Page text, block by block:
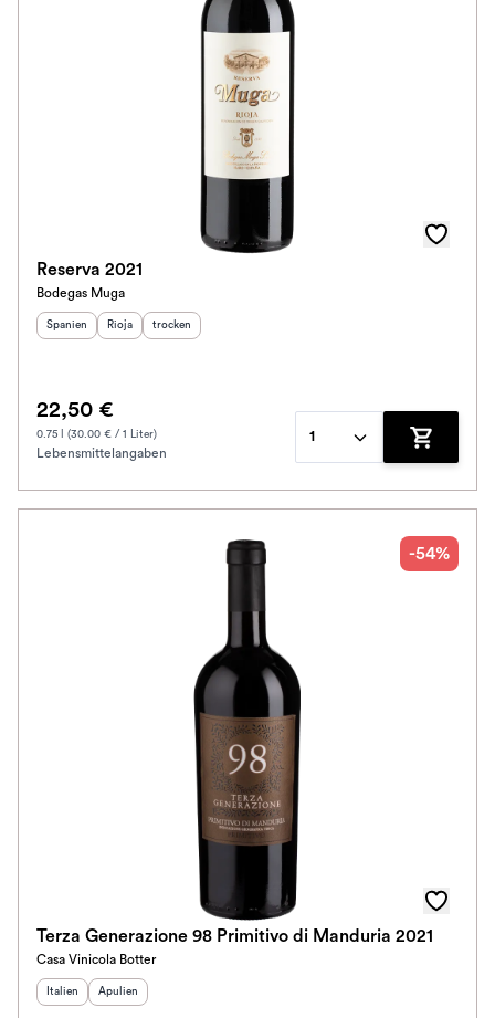
Reserva 2021
Bodegas Muga
Herkunftsland:
Spanien Herkunftsregion:
Rioja Geschmack
trocken
22,50 €
0.75 l (30.00 € / 1 Liter)
Lebensmittelangaben
1
Zum
-54%
Terza Generazione 98 Primitivo di Manduria 2021
Casa Vinicola Botter
Herkunftsland:
Italien Herkunftsregion
Apulien